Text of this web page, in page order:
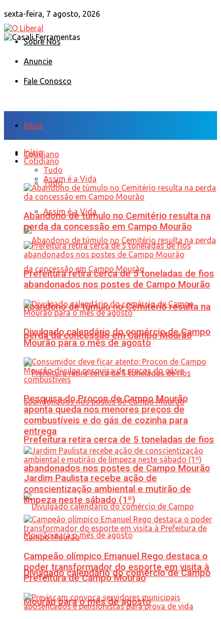
sexta-feira, 7 agosto, 2026
Sobre Nós
Anuncie
Fale Conosco
Início
Cotidiano
Tudo
Assim é a Vida
Abandono de túmulo no Cemitério resulta na
perda da concessão em Campo Mourão
Prefeitura retira cerca de 5 toneladas de fios
abandonados nos postes de Campo Mourão
Divulgado calendário do comércio de Campo
Mourão para o mês de agosto
Início
Cotidiano
Tudo
Assim é a Vida
Abandono de túmulo no Cemitério resulta na
perda da concessão em Campo Mourão
Prefeitura retira cerca de 5 toneladas de fios
abandonados nos postes de Campo Mourão
Divulgado calendário do comércio de Campo
Mourão para o mês de agosto
Pesquisa do Procon de Campo Mourão
aponta queda nos menores preços de
combustíveis e do gás de cozinha para
entrega
Jardim Paulista recebe ação de
conscientização ambiental e mutirão de
limpeza neste sábado (1º)
Campeão olímpico Emanuel Rego destaca o
poder transformador do esporte em visita à
Prefeitura de Campo Mourão